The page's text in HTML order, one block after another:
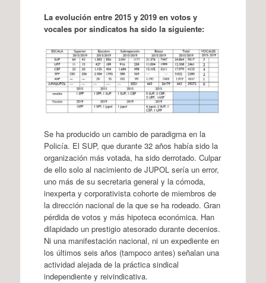
La evolución entre 2015 y 2019 en votos y
vocales por sindicatos ha sido la siguiente:
Se ha producido un cambio de paradigma en la
Policía. El SUP, que durante 32 años había sido la
organización más votada, ha sido derrotado. Culpar
de ello solo al nacimiento de JUPOL sería un error,
uno más de su secretaria general y la cómoda,
inexperta y corporativista cohorte de miembros de
la dirección nacional de la que se ha rodeado. Gran
pérdida de votos y más hipoteca económica. Han
dilapidado un prestigio atesorado durante decenios.
Ni una manifestación nacional, ni un expediente en
los últimos seis años (tampoco antes) señalan una
actividad alejada de la práctica sindical
independiente y reivindicativa.